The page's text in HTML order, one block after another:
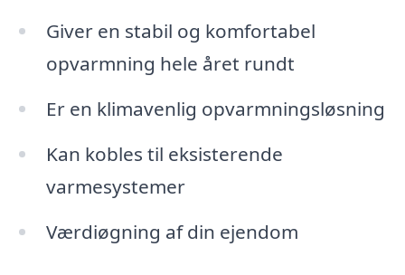
Giver en stabil og komfortabel
opvarmning hele året rundt
Er en klimavenlig opvarmningsløsning
Kan kobles til eksisterende
varmesystemer
Værdiøgning af din ejendom